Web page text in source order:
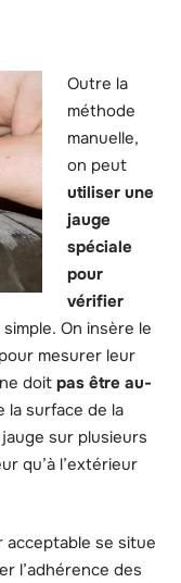
Outre la
méthode
manuelle,
on peut
utiliser une
jauge
spéciale
pour
vérifier
On insère le
mesurer leur
doit pas être au-
la surface de la
sur plusieurs
qu’à l’extérieur
acceptable se situe
l’adhérence des